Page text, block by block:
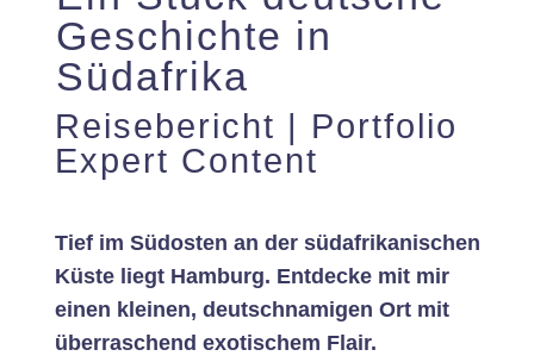
Geschichte in
Südafrika
Reisebericht | Portfolio
Expert Content
Tief im Südosten an der südafrikanischen
Küste liegt Hamburg. Entdecke mit mir
einen kleinen, deutschnamigen Ort mit
überraschend exotischem Flair.